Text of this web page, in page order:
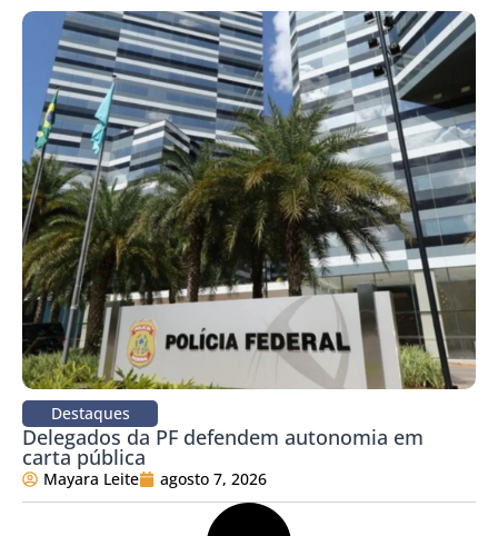
Destaques
Delegados da PF defendem autonomia em
carta pública
Mayara Leite agosto 7, 2026